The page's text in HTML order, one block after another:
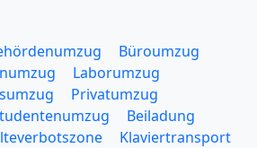
Büroumzug
Laborumzug
Privatumzug
Beiladung
Klaviertransport